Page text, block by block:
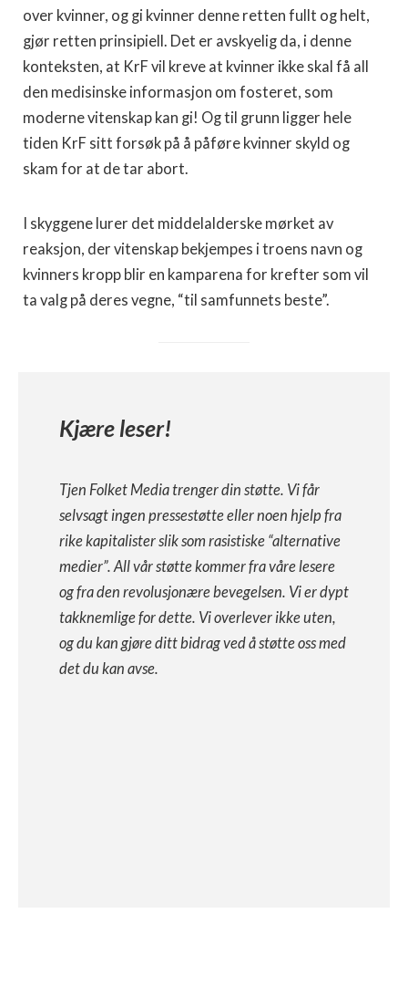
over kvinner, og gi kvinner denne retten fullt og helt,
gjør retten prinsipiell. Det er avskyelig da, i denne
konteksten, at KrF vil kreve at kvinner ikke skal få all
den medisinske informasjon om fosteret, som
moderne vitenskap kan gi! Og til grunn ligger hele
tiden KrF sitt forsøk på å påføre kvinner skyld og
skam for at de tar abort.
I skyggene lurer det middelalderske mørket av
reaksjon, der vitenskap bekjempes i troens navn og
kvinners kropp blir en kamparena for krefter som vil
ta valg på deres vegne, “til samfunnets beste”.
Kjære leser!
Tjen Folket Media trenger din støtte. Vi får
selvsagt ingen pressestøtte eller noen hjelp fra
rike kapitalister slik som rasistiske “alternative
medier”. All vår støtte kommer fra våre lesere
og fra den revolusjonære bevegelsen. Vi er dypt
takknemlige for dette. Vi overlever ikke uten,
og du kan gjøre ditt bidrag ved å støtte oss med
det du kan avse.